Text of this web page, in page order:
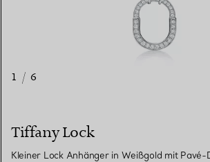
1 / 6
Tiffany Lock
Kleiner Lock Anhänger in Weißgold mit Pavé-